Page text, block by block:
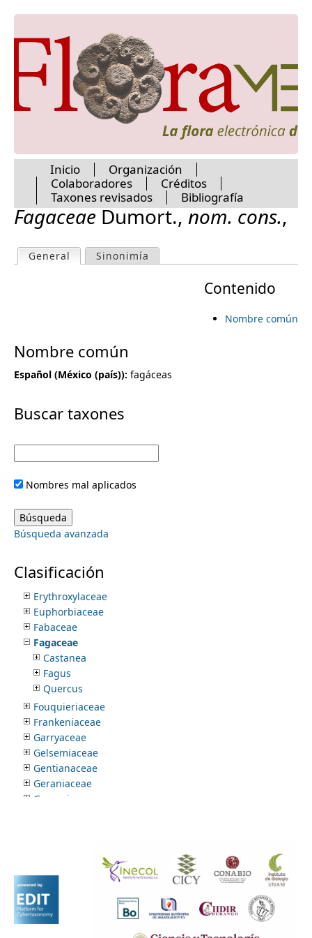
FagaceaeDumort.,nom. cons.,
P
m
a
r
y
t
a
b
s
General (active tab)
Sinonimía
Contenido
Nombre común
Nombre común
Español (México (país)): fagáceas
M
m
e
n
u
Inicio
Organización
Colaboradores
Créditos
Taxones revisados
Bibliografía
Buscar taxones
Nombres mal aplicados
Búsqueda avanzada
Clasificación
Chenopodiaceae
Chrysobalanaceae
Cistaceae
Cleomaceae
Clethraceae
Clusiaceae
Coldeniaceae
Commelinaceae
Connaraceae
Convolvulaceae
Cordiaceae
Coriariaceae
Cornaceae
Crassulaceae
Cyperaceae
Cytinaceae
Dichapetalaceae
Dioscoreaceae
Dipentodontaceae
Ebenaceae
Elaeagnaceae
Elaeocarpaceae
Ericaceae
Eriocaulaceae
Erythroxylaceae
Euphorbiaceae
Fabaceae
Fagaceae
Castanea
Fagus
Quercus
Fouquieriaceae
Frankeniaceae
Garryaceae
Gelsemiaceae
Gentianaceae
Geraniaceae
Gesneriaceae
Haemodoraceae
Haloragaceae
Hamamelidaceae
Heliconiaceae